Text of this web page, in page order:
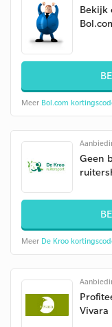
Bekijk
Meer Bol.com
Geen
Meer De Kroo
Vivara